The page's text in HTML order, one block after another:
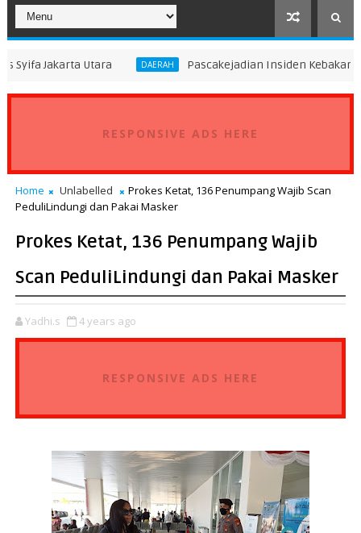
Utara DAERAH Pascakejadian Insiden Kebakaran KMP
RESPONSIVE ADS HERE
Home Unlabelled
Prokes Ketat, 136 Penumpang Wajib Scan
PeduliLindungi dan Pakai Masker
Prokes Ketat, 136 Penumpang Wajib
Scan PeduliLindungi dan Pakai Masker
Yadhi.s 4 years ago
RESPONSIVE ADS HERE